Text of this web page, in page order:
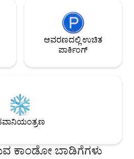
ಆವರಣದಲ್ಲಿ ಉಚಿತ
ಪಾರ್ಕಿಂಗ್
ಕಾಂಡೋ ಬಾಡಿಗೆಗಳು